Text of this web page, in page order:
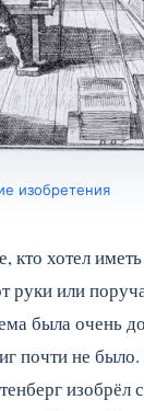
изобретения
кто хотел
руки или
была очень
почти не
изобрёл